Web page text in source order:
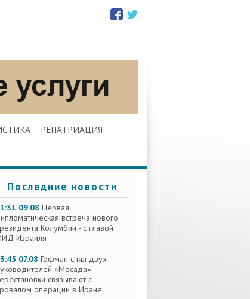
РЕПАТРИАЦИЯ
Последние новости
09.08 Первая
встреча нового
Колумбии - с главой
Израиля
07.08 Гофман снял двух
«Мосада»:
связывают с
операции в Иране